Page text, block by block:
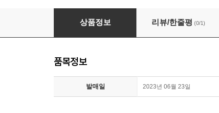
Charlie Puth (찰리 푸스) - 1집 Nine Track
상품정보 리뷰/한줄평 (0/1)
품목정보
발매일 2023년 06월 23일